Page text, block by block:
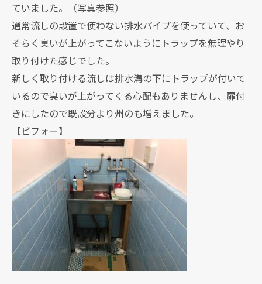
ていました。（写真参照）
通常流しの設置で使わない排水パイプを使っていて、お
そらく臭いが上がってこないようにトラップを無理やり
取り付けた感じでした。
新しく取り付ける流しは排水溝の下にトラップが付いて
いるので臭いが上がってくる心配もありませんし、扉付
きにしたので既設分より州のも増えました。
【ビフォー】